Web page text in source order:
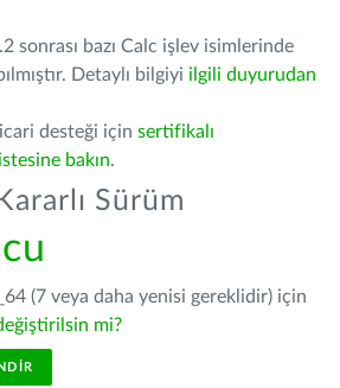
sonrası bazı Calc işlev isimlerinde
Detaylı bilgiyi ilgili duyurudan
desteği için sertifikalı
bakın.
Sürüm
(7 veya daha yenisi gereklidir) için
mi?